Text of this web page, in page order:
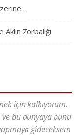
Zorbalığı
için kalkıyorum.
bu dünyaya bunu
gideceksem